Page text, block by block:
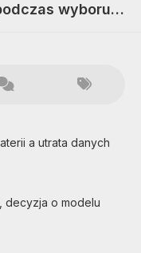
O czym należy pamiętać podczas wyboru kempingowej przyczepy
a utrata danych
decyzja o modelu